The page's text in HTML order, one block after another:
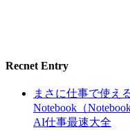
Recnet Entry
まさに仕事で使え
Notebook（
AI仕事最速大全